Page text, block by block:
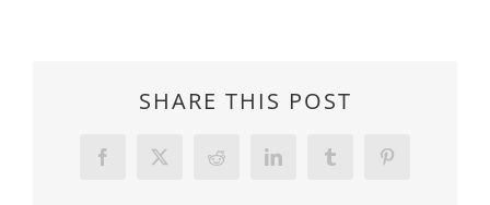
SHARE THIS POST
FacebookTwitter Reddit LinkedInTumblr Pinterest